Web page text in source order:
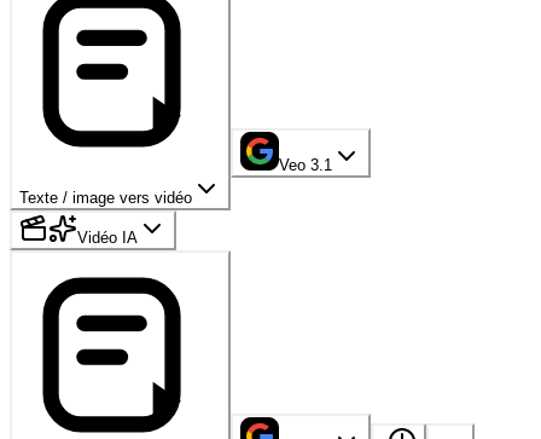
Texte / image vers vidéo
Veo 3.1
Vidéo IA